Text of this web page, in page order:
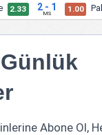
2.33 2 - 1
MS 1.00
Abone Ol,